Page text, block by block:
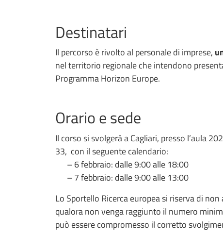
Destinatari
Il percorso è rivolto al personale di imprese,
nel territorio regionale che intendono
Programma Horizon Europe.
Orario e sede
Il corso si svolgerà a Cagliari, presso l’aula
33, con il seguente calendario:
– 6 febbraio: dalle 9:00 alle 18:00
– 7 febbraio: dalle 9:00 alle 13:00
Lo Sportello Ricerca europea si riserva di
qualora non venga raggiunto il numero
può essere compromesso il corretto